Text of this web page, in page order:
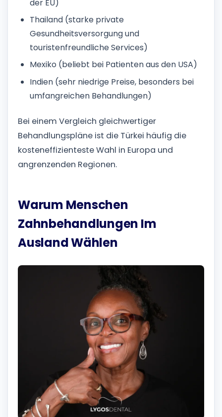
der EU)
Thailand (starke private
Gesundheitsversorgung und
touristenfreundliche Services)
Mexiko (beliebt bei Patienten aus den USA)
Indien (sehr niedrige Preise, besonders bei
umfangreichen Behandlungen)
Bei einem Vergleich gleichwertiger
Behandlungspläne ist die Türkei häufig die
kosteneffizienteste Wahl in Europa und
angrenzenden Regionen.
Warum Menschen
Zahnbehandlungen Im
Ausland Wählen